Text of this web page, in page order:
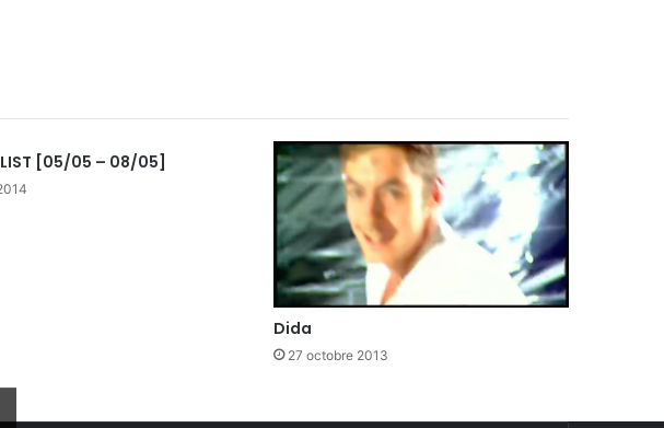
LIST [05/05 – 08/05]
Dida
27 octobre 2013